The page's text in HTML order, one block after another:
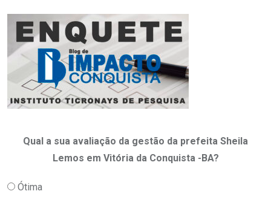
Qual a sua avaliação da gestão da prefeita Sheila
Lemos em Vitória da Conquista -BA?
Ótima